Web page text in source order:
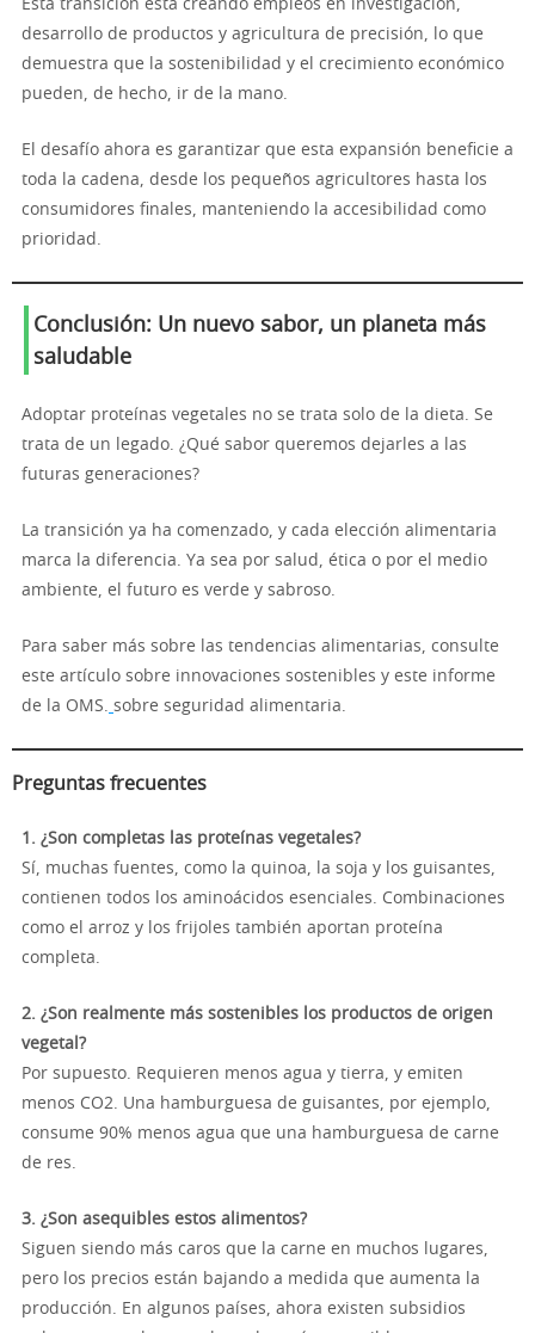
Esta transición está creando empleos en investigación,
desarrollo de productos y agricultura de precisión, lo que
demuestra que la sostenibilidad y el crecimiento económico
pueden, de hecho, ir de la mano.
El desafío ahora es garantizar que esta expansión beneficie a
toda la cadena, desde los pequeños agricultores hasta los
consumidores finales, manteniendo la accesibilidad como
prioridad.
Conclusión: Un nuevo sabor, un planeta más
saludable
Adoptar proteínas vegetales no se trata solo de la dieta. Se
trata de un legado. ¿Qué sabor queremos dejarles a las
futuras generaciones?
La transición ya ha comenzado, y cada elección alimentaria
marca la diferencia. Ya sea por salud, ética o por el medio
ambiente, el futuro es verde y sabroso.
Para saber más sobre las tendencias alimentarias, consulte
este artículo sobre innovaciones sostenibles y este informe
de la OMS. sobre seguridad alimentaria.
Preguntas frecuentes
1. ¿Son completas las proteínas vegetales?
Sí, muchas fuentes, como la quinoa, la soja y los guisantes,
contienen todos los aminoácidos esenciales. Combinaciones
como el arroz y los frijoles también aportan proteína
completa.
2. ¿Son realmente más sostenibles los productos de origen
vegetal?
Por supuesto. Requieren menos agua y tierra, y emiten
menos CO2. Una hamburguesa de guisantes, por ejemplo,
consume 90% menos agua que una hamburguesa de carne
de res.
3. ¿Son asequibles estos alimentos?
Siguen siendo más caros que la carne en muchos lugares,
pero los precios están bajando a medida que aumenta la
producción. En algunos países, ahora existen subsidios